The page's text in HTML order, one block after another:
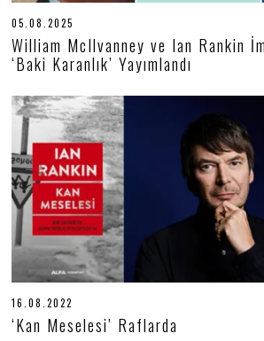
05.08.2025
5
.
0
2
0
2
5
William McIlvanney ve Ian Rankin
‘Baki Karanlık’ Yayımlandı
16.08.2022
.
‘Kan Meselesi’ Raflarda